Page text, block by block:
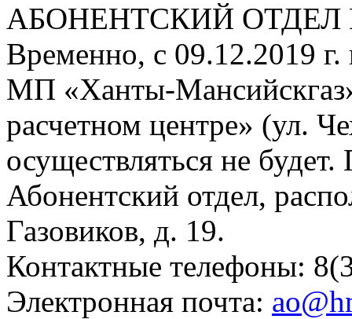
АБОНЕНТСКИЙ
Временно, с 09.12.2019
МП «Ханты-
расчетном центре» (ул.
осуществляться не
Абонентский отдел,
Газовиков, д. 19.
Контактные телефоны:
Электронная почта: